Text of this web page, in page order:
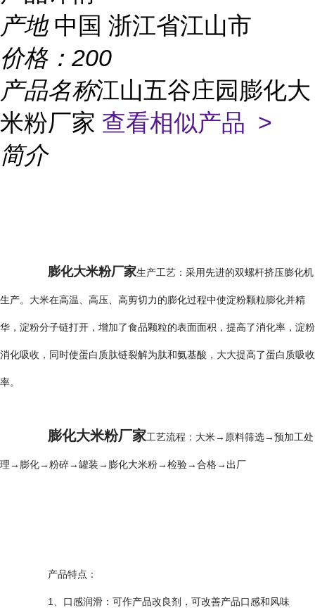
产地 中国 浙江省江山市
价格： 200
产品名称江山五谷庄园膨化大
米粉厂家 查看相似产品 >
简介
膨化大米粉厂家生产工艺：采用先进的双螺杆挤压膨化机
生产。大米在高温、高压、高剪切力的膨化过程中使淀粉颗粒膨化并精
华，淀粉分子链打开，增加了食品颗粒的表面面积，提高了消化率，淀粉
消化吸收，同时使蛋白质肽链裂解为肽和氨基酸，大大提高了蛋白质吸收
率。
膨化大米粉厂家工艺流程：大米→原料筛选→预加工处
理→膨化→粉碎→罐装→膨化大米粉→检验→合格→出厂
产品特点：
1、口感润滑：可作产品改良剂，可改善产品口感和风味